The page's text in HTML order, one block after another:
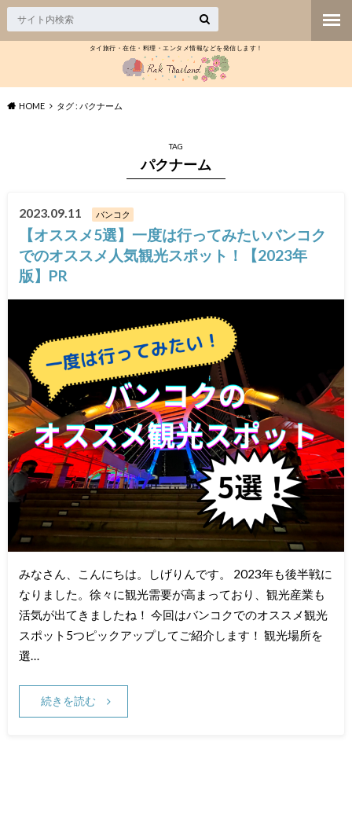
タイ旅行・在住・料理・エンタメ情報などを発信します！
HOME タグ : パクナーム
TAG
パクナーム
2023.09.11 バンコク
【オススメ5選】一度は行ってみたいバンコク
でのオススメ人気観光スポット！【2023年
版】PR
みなさん、こんにちは。しげりんです。 2023年も後半戦に
なりました。徐々に観光需要が高まっており、観光産業も
活気が出てきましたね！ 今回はバンコクでのオススメ観光
スポット5つピックアップしてご紹介します！ 観光場所を
選…
続きを読む